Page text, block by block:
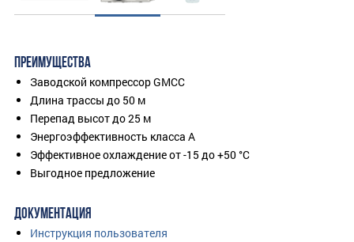
ПРЕИМУЩЕСТВА
Заводской компрессор GMCC
Длина трассы до 50 м
Перепад высот до 25 м
Энергоэффективность класса A
Эффективное охлаждение от -15 до +50 °C
Выгодное предложение
ДОКУМЕНТАЦИЯ
Инструкция пользователя